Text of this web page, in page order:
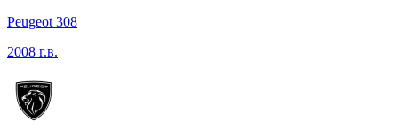
Peugeot 308
2008 г.в.